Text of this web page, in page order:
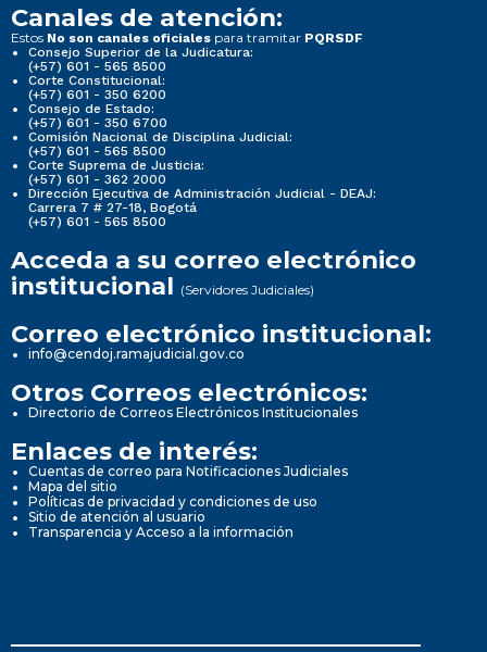
Canales de atención:
Estos No son canales oficiales para tramitar PQRSDF
Consejo Superior de la Judicatura:
(+57) 601 - 565 8500
Corte Constitucional:
(+57) 601 - 350 6200
Consejo de Estado:
(+57) 601 - 350 6700
Comisión Nacional de Disciplina Judicial:
(+57) 601 - 565 8500
Corte Suprema de Justicia:
(+57) 601 - 362 2000
Dirección Ejecutiva de Administración Judicial - DEAJ:
Carrera 7 # 27-18, Bogotá
(+57) 601 - 565 8500
Acceda a su correo electrónico
institucional (Servidores Judiciales)
Correo electrónico institucional:
info@cendoj.ramajudicial.gov.co
Otros Correos electrónicos:
Directorio de Correos Electrónicos Institucionales
Enlaces de interés:
Cuentas de correo para Notificaciones Judiciales
Mapa del sitio
Políticas de privacidad y condiciones de uso
Sitio de atención al usuario
Transparencia y Acceso a la información